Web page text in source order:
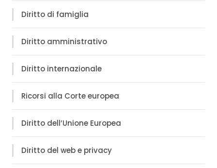
Diritto di famiglia
Diritto amministrativo
Diritto internazionale
Ricorsi alla Corte europea
Diritto dell’Unione Europea
Diritto del web e privacy